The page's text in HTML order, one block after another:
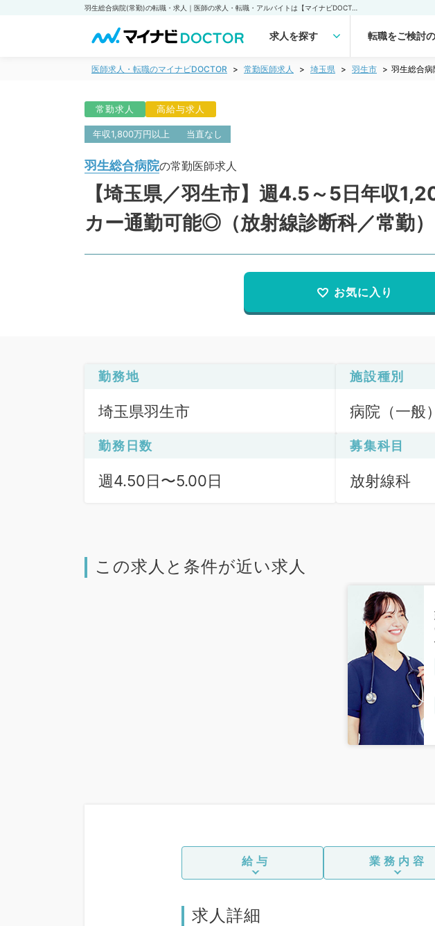
求人を探す 転職をご検討
医師求人・転職のマイナビDOCTOR 常勤医師求人 埼玉県 羽生市 羽生総合病
常勤求人 高給与求人
年収1,800万円以上 当直なし
羽生総合病院の常勤医師求人
【埼玉県／羽生市】週4.5～5日年収
カー通勤可能◎（放射線診断科／常勤）
お気に入り
勤務地
埼玉県羽生市
施設種別
病院（一般）
勤務日数
週4.50日〜5.00日
募集科目
放射線科
この求人と条件が近い求人
給与 業務内容
求人詳細